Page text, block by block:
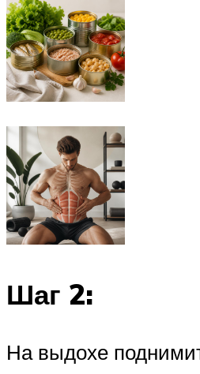
Шаг 2:
На выдохе